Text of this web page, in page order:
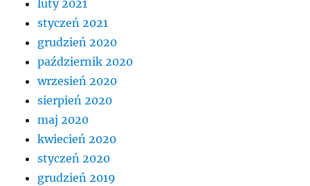
luty 2021
styczeń 2021
grudzień 2020
październik 2020
wrzesień 2020
sierpień 2020
maj 2020
kwiecień 2020
styczeń 2020
grudzień 2019